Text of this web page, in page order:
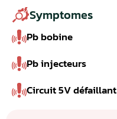
Symptomes
Pb bobine
Pb injecteurs
Circuit 5V défaillant